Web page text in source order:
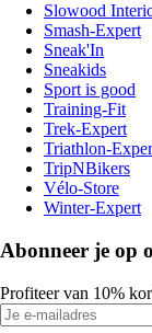
Slowood
Smash-Expert
Sneak'In
Sneakids
Sport is good
Training-Fit
Trek-Expert
Triathlon-
TripNBikers
Vélo-Store
Winter-Expert
Abonneer je op
Profiteer van 10%